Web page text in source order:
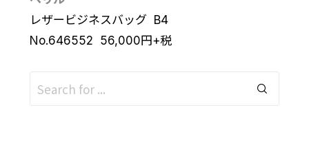
レザービジネスバッグ B4
No.646552 56,000円+税